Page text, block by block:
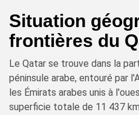
Situation
frontières du
Le Qatar se trouve dans la
péninsule arabe, entouré par
les Émirats arabes unis à
superficie totale de 11 437